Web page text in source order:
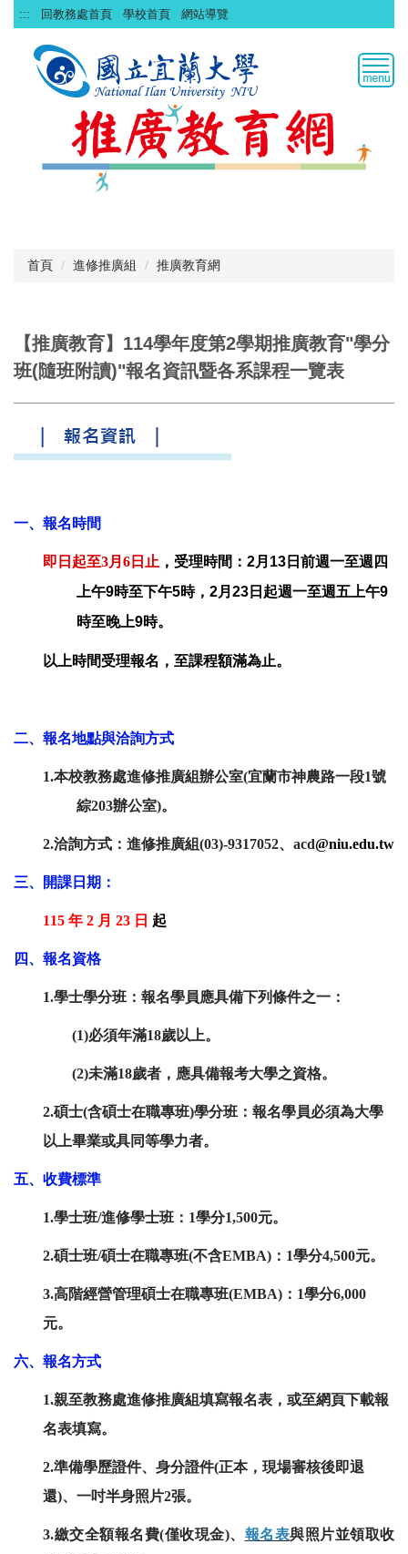
跳
到
::: 回教務處首頁 學校首頁 網站導覽
首頁 進修推廣組 推廣教育網
【推廣教育】114學年度第2學期推廣教育"學分
班(隨班附讀)"報名資訊暨各系課程一覽表
一、報名時間
即日起至3月6日止 ， 受理時間：2月13日前週一至週四
上午9時至下午5時，2月23日起週一至週五上午9
時至晚上9時。
以上時間受理報名，至課程額滿為止。
二、報名地點與洽詢方式
1.本校教務處進修推廣組辦公室(宜蘭市神農路一段1號
綜203辦公室)。
2.洽詢方式： 進修推廣組(03)-9317052、acd@niu.edu.tw
三、開課日期：
115 年 2 月 23 日 起
四、報名資格
1.學士學分班：報名學員應具備下列條件之一：
(1)必須年滿18歲以上。
(2)未滿18歲者，應具備報考大學之資格。
2.碩士(含碩士在職專班)學分班：報名學員必須為大學
以上畢業或具同等學力者。
五、收費標準
1.學士班/進修學士班：1學分1,500元。
2.碩士班/碩士在職專班(不含EMBA)：1學分4,500元。
3.高階經營管理碩士在職專班(EMBA)：1學分6,000
元。
六、報名方式
1.親至教務處進修推廣組填寫報名表，或至網頁下載報
名表填寫。
2.準備學歷證件、身分證件(正本，現場審核後即退
還)、一吋半身照片2張。
3.繳交全額報名費(僅收現金)、 報名表與照片並領取收